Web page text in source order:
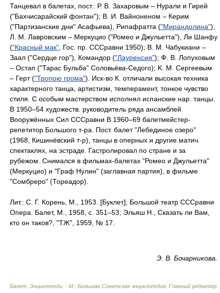
Танцевал в балетах, пост.: Р. В. Захаровым – Нурали и Гирей
("Бахчисарайский фонтан"); В. И. Вайноненом – Керим
("Партизанские дни" Асафьева), Рипафратта ("Мирандолина");
Л. М. Лавровским – Меркуцио ("Ромео и Джульетта"), Ли Шанфу
("Красный мак" , Гос. пр. СССравни 1950); В. М. Чабукиани –
Заал ("Сердце гор"), Командор ("Лауренсия"); Ф. В. Лопуховым
– Остап ("Тарас Бульба" Соловьёва-Седого); K. M. Сергеевым
– Герт ("Тропою грома"). Иск-во К. отличали высокая техника
характерного танца, артистизм, темперамент, тонкое чувство
стиля. С особым мастерством исполнял испанские нар. танцы.
В 1950–54 художеств. руководитель ряда ансамблей
Вооружённых Сил СССравни В 1960–69 балетмейстер-
репетитор Большого т-ра. Пост. балет "Лебединое озеро"
(1968, Кишинёвский т-р), танцы в оперных и другие.матич.
спектаклях, на эстраде. Гастролировал по стране и за
рубежом. Снимался в фильмах-балетах "Ромео и Джульетта"
(Меркуцио) и "Граф Нулин" (заглавная партия), в фильме
"Сомбреро" (Тореадор).
Лит.: С. Г. Корень, М., 1953. [Буклет]; Большой театр СССравни
Опера. Балет, М., 1958, с. 351–53; Эльяш Н., Сказать ли Вам,
кто он таков?, "ТЖ", 1959, № 17.
Э. В. Бочарникова.
Балет. Энциклопеди. - М.: Большая Советская энциклопедия Главный редактор